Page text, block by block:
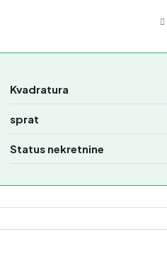
Kvadratura
sprat
Status nekretnine